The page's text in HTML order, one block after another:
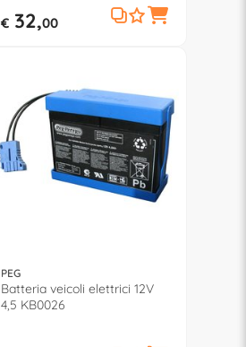
€32,00
PEG
Batteria veicoli elettrici 12V
4,5 KB0026